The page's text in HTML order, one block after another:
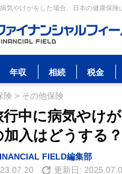
気やけがをした場合、日本の健康保
年収 相続 税金
険 > その他保険
行中に病気やけ
加入はどうする？
FIELD編集部
更新日: